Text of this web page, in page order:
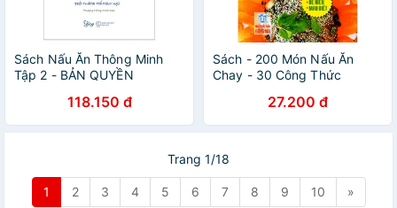
Sách Nấu Ăn Thông Minh
Tập 2 - BẢN QUYỀN
118.150 đ
Sách - 200 Món Nấu Ăn
Chay - 30 Công Thức
27.200 đ
Trang 1/18
1 2 3 4 5 6 7 8 9 10 »